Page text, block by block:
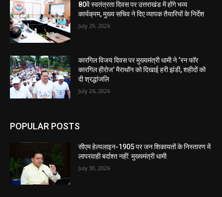
80वें स्वतंत्रता दिवस पर उत्तराखंड में होंगे भव्य
कार्यक्रम, मुख्य सचिव ने दिए व्यापक तैयारियों के निर्देश
July 29, 2026
कारगिल विजय दिवस पर मुख्यमंत्री धामी ने ‘रन फॉर
कारगिल हीरोज’ मैराथॉन को दिखाई हरी झंडी, शहीदों को
दी श्रद्धांजलि
July 26, 2026
POPULAR POSTS
सीएम हेल्पलाइन-1905 पर जन शिकायतों के निस्तारण में
लापरवाही बर्दाश्त नहीं: मुख्यमंत्री धामी
July 30, 2026